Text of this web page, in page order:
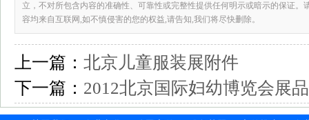
立，不对所包含内容的准确性、可靠性或完整性提供任何明示或暗示的保证。
容均来自互联网,如不慎侵害的您的权益,请告知,我们将尽快删除。
上一篇： 北京儿童服装展附件
下一篇： 2012北京国际妇幼博览会展